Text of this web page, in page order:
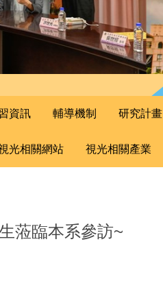
資訊 輔導機制 研究計畫
光相關網站 視光相關產業
蒞臨本系參訪~